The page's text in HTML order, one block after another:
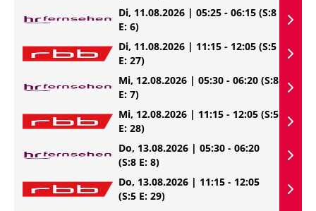
Di, 11.08.2026 | 05:25 - 06:15 (S:8
E: 6)
Di, 11.08.2026 | 11:15 - 12:05 (S:5
E: 27)
Mi, 12.08.2026 | 05:30 - 06:20 (S:8
E: 7)
Mi, 12.08.2026 | 11:15 - 12:05 (S:5
E: 28)
Do, 13.08.2026 | 05:30 - 06:20
(S:8 E: 8)
Do, 13.08.2026 | 11:15 - 12:05
(S:5 E: 29)